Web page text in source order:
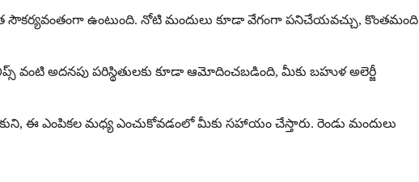
సౌకర్యవంతంగా ఉంటుంది. నోటి మందులు కూడా వేగంగా పనిచేయవచ్చు, కొంతమంది
అదనపు పరిస్థితులకు కూడా ఆమోదించబడింది, మీకు బహుళ అలెర్జీ
ఈ ఎంపికల మధ్య ఎంచుకోవడంలో మీకు సహాయం చేస్తారు. రెండు మందులు